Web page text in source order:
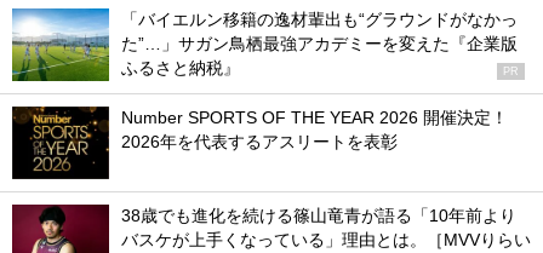
「バイエルン移籍の逸材輩出も“グラウンドがなかっ
た”…」サガン鳥栖最強アカデミーを変えた『企業版
ふるさと納税』
PR
Number SPORTS OF THE YEAR 2026 開催決定！
2026年を代表するアスリートを表彰
38歳でも進化を続ける篠山竜青が語る「10年前より
バスケが上手くなっている」理由とは。［MVVりらい